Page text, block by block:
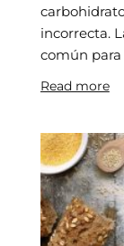
incorrecta.
común para
Read more